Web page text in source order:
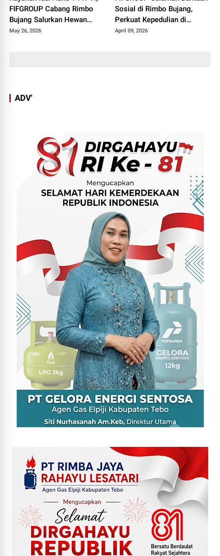
FIFGROUP Cabang Rimbo
Bujang Salurkan Hewan
Kurban di Masjid Jami Al-
May 26, 2026
Sosial di Rimbo Bujang,
Perkuat Kepedulian di
Momen Halal Bihalal
April 09, 2026
ADV'